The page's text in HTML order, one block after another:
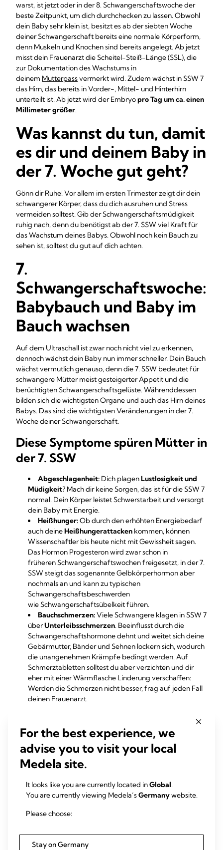
warst, ist jetzt oder in der 8. Schwangerschaftswoche der
beste Zeitpunkt, um dich durchchecken zu lassen. Obwohl
dein Baby sehr klein ist, besitzt es ab der siebten Woche
deiner Schwangerschaft bereits eine normale Körperform,
denn Muskeln und Knochen sind bereits angelegt. Ab jetzt
misst dein Frauenarzt die Scheitel-Steiß-Länge (SSL), die
zur Dokumentation des Wachstums in
deinem Mutterpassvermerkt wird. Zudem wächst in SSW 7
das Hirn, das bereits in Vorder-, Mittel- und Hinterhirn
unterteilt ist. Ab jetzt wird der Embryopro Tag um ca. einen
Millimeter größer.
Was kannst du tun, damit
es dir und deinem Baby in
der 7. Woche gut geht?
Gönn dir Ruhe! Vor allem im ersten Trimester zeigt dir dein
schwangerer Körper, dass du dich ausruhen und Stress
vermeiden solltest. Gib der Schwangerschaftsmüdigkeit
ruhig nach, denn du benötigst ab der 7. SSW viel Kraft für
das Wachstum deines Babys. Obwohl noch kein Bauch zu
sehen ist, solltest du gut auf dich achten.
7.
Schwangerschaftswoche:
Babybauch und Baby im
Bauch wachsen
Auf dem Ultraschall ist zwar noch nicht viel zu erkennen,
dennoch wächst dein Baby nun immer schneller. Dein Bauch
wächst vermutlich genauso, denn die 7. SSW bedeutet für
schwangere Mütter meist gesteigerter Appetit und die
berüchtigten Schwangerschaftsgelüste. Währenddessen
bilden sich die wichtigsten Organe und auch das Hirn deines
Babys. Das sind die wichtigsten Veränderungen in der 7.
Woche deiner Schwangerschaft.
Diese Symptome spüren Mütter in
der 7. SSW
Abgeschlagenheit: Dich plagenLustlosigkeit und
Müdigkeit? Mach dir keine Sorgen, das ist für die SSW 7
normal. Dein Körper leistet Schwerstarbeit und versorgt
dein Baby mit Energie.
Heißhunger:Ob durch den erhöhten Energiebedarf
auch deineHeißhungerattacken kommen, können
Wissenschaftler bis heute nicht mit Gewissheit sagen.
Das Hormon Progesteron wird zwar schon in
früheren Schwangerschaftswochen freigesetzt, in der 7.
SSW steigt das sogenannte Gelbkörperhormon aber
nochmals an und kann zu typischen
Schwangerschaftsbeschwerden
wie Schwangerschaftsübelkeit führen.
Bauchschmerzen:Viele Schwangere klagen in SSW 7
überUnterleibsschmerzen. Beeinflusst durch die
Schwangerschaftshormone dehnt und weitet sich deine
Gebärmutter, Bänder und Sehnen lockern sich, wodurch
die unangenehmen Krämpfe bedingt werden. Auf
Schmerztabletten solltest du aber verzichten und dir
eher mit einer Wärmflasche Linderung verschaffen:
Werden die Schmerzen nicht besser, frag auf jeden Fall
deinen Frauenarzt.
Baby in SSW 7?
Gerade mal 5 mm, also so groß wie eine
Schwangerschaftswoche bilden sich schon alle wichtigen
Organe und dein Kind kann sich schon leicht bewegen.
Wenn du in der 6. SSW noch nicht bei deinem Frauenarzt
beste Zeitpunkt, um dich durchchecken zu lassen. Obwohl
dein Baby sehr klein ist, besitzt es ab der siebten Woche
For the best experience, we
advise you to visit your local
Medela site.
It looks like you are currently located inGlobal.
You are currently viewing Medela’sGermanywebsite.
Please choose:
Stay on Germany